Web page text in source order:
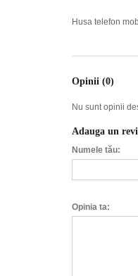
Husa telefon
Opinii (0)
Nu sunt opinii
Adauga un
Numele tău:
Opinia ta: